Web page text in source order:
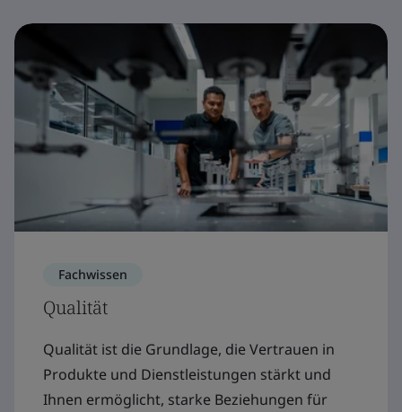
Fachwissen
Qualität
Qualität ist die Grundlage, die Vertrauen in
Produkte und Dienstleistungen stärkt und
Ihnen ermöglicht, starke Beziehungen für